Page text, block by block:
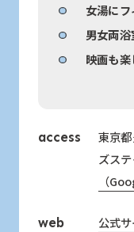
女湯に
男女両
映画も
access
東京
ズス
（
web 公式